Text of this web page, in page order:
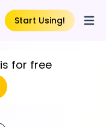
Start Using!
for free